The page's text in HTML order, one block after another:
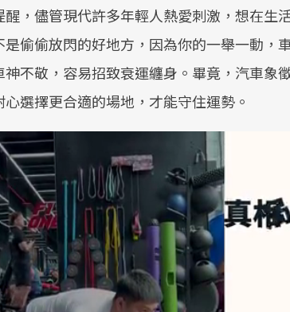
醒，儘管現代許多年輕人熱愛刺激，想在生
是偷偷放閃的好地方，因為你的一舉一動，
神不敬，容易招致衰運纏身。畢竟，汽車象
選擇更合適的場地，才能守住運勢。